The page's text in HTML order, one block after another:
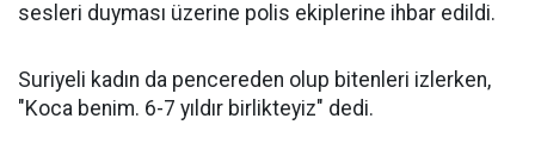
sesleri duyması üzerine polis ekiplerine ihbar edildi.
Suriyeli kadın da pencereden olup bitenleri izlerken,
"Koca benim. 6-7 yıldır birlikteyiz" dedi.